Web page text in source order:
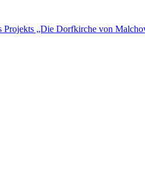
Projekts „Die Dorfkirche von